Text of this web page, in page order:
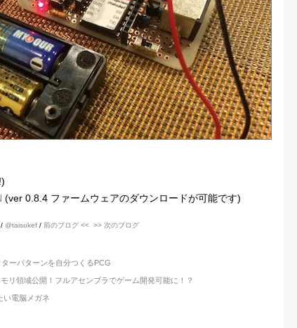
(ver 0.8.4 ファームウェアのダウンロードが可能です)
@taisukef / 前のブログ << >> 次のブログ
ーパターンを自分つくるPCG
リ領域公開！フルアセンブラでゲーム開発可能に！？
い電脳メガネ